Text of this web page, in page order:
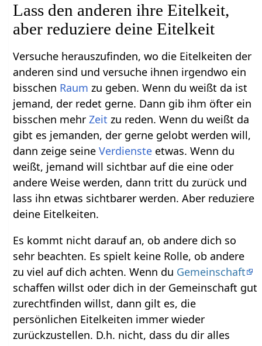
Lass den anderen ihre Eitelkeit,
aber reduziere deine Eitelkeit
Versuche herauszufinden, wo die Eitelkeiten der
anderen sind und versuche ihnen irgendwo ein
bisschen Raum zu geben. Wenn du weißt da ist
jemand, der redet gerne. Dann gib ihm öfter ein
bisschen mehrZeit zu reden. Wenn du weißt da
gibt es jemanden, der gerne gelobt werden will,
dann zeige seineVerdienste etwas. Wenn du
weißt, jemand will sichtbar auf die eine oder
andere Weise werden, dann tritt du zurück und
lass ihn etwas sichtbarer werden. Aber reduziere
deine Eitelkeiten.
Es kommt nicht darauf an, ob andere dich so
sehr beachten. Es spielt keine Rolle, ob andere
zu viel auf dich achten. Wenn du Gemeinschaft
schaffen willst oder dich in der Gemeinschaft gut
zurechtfinden willst, dann gilt es, die
persönlichen Eitelkeiten immer wieder
zurückzustellen. D.h. nicht, dass du dir alles